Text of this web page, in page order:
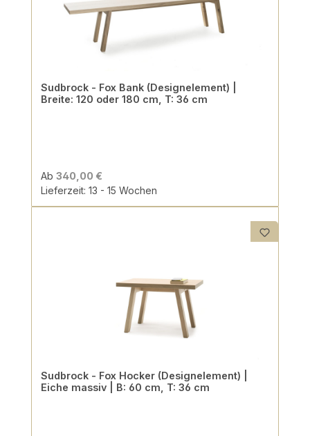
Sudbrock - Fox Bank (Designelement) |
Breite: 120 oder 180 cm, T: 36 cm
Ab 340,00 €
Lieferzeit: 13 - 15 Wochen
Sudbrock - Fox Hocker (Designelement) |
Eiche massiv | B: 60 cm, T: 36 cm